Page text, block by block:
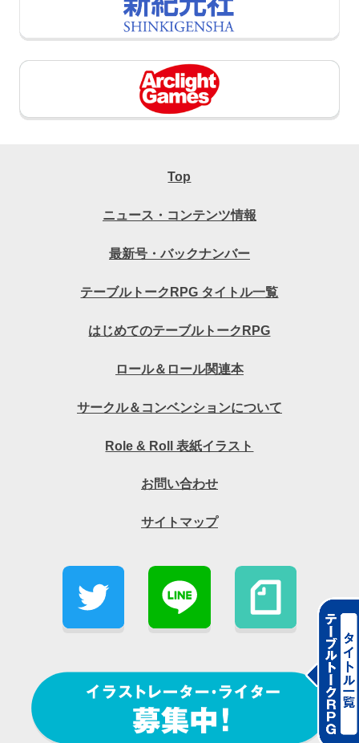
Top
ニュース・コンテンツ情報
最新号・バックナンバー
テーブルトークRPG タイトル一覧
はじめてのテーブルトークRPG
ロール＆ロール関連本
サークル＆コンベンションについて
Role & Roll 表紙イラスト
お問い合わせ
サイトマップ